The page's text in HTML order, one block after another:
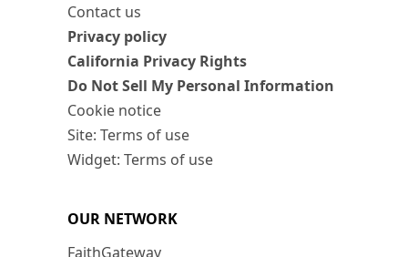
Contact us
Privacy policy
California Privacy Rights
Do Not Sell My Personal Information
Cookie notice
Site: Terms of use
Widget: Terms of use
OUR NETWORK
FaithGateway